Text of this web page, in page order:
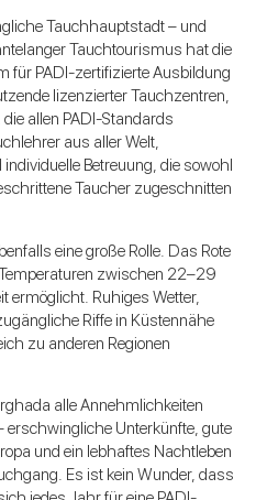
Tauchhauptstadt – und
Tauchtourismus hat die
für PADI-zertifizierte Ausbildung
lizenzierter Tauchzentren,
allen PADI-Standards
aus aller Welt,
Betreuung, die sowohl
Taucher zugeschnitten
eine große Rolle. Das Rote
zwischen 22–29
ermöglicht. Ruhiges Wetter,
Riffe in Küstennähe
zu anderen Regionen
alle Annehmlichkeiten
erschwingliche Unterkünfte, gute
und ein lebhaftes Nachtleben
Es ist kein Wunder, dass